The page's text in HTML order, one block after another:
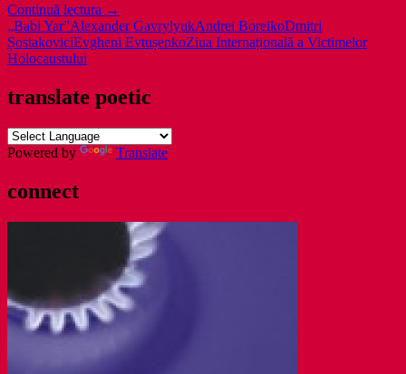
Continuă lectura Andrei
Boreiko
și
Ateneul
→
„Babi Yar”Alexander GavrylyukAndrei BoreikoDmitri
ȘostakoviciEvgheni EvtușenkoZiua Internațională a Victimelor
Holocaustului
translate poetic
Powered by Translate
connect